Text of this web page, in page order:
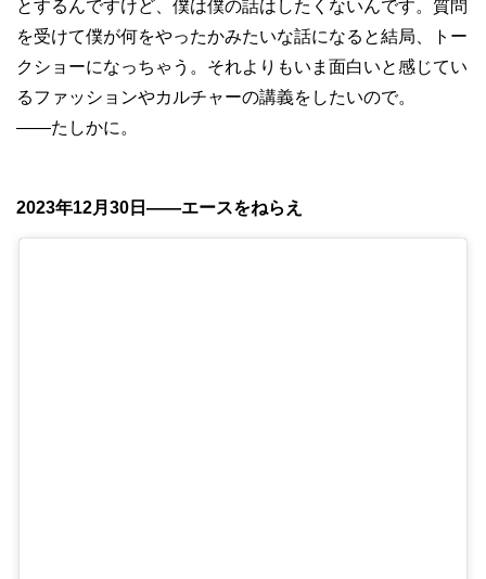
とするんですけど、僕は僕の話はしたくないんです。質問
を受けて僕が何をやったかみたいな話になると結局、トー
クショーになっちゃう。それよりもいま面白いと感じてい
るファッションやカルチャーの講義をしたいので。
——たしかに。
2023年12月30日——エースをねらえ